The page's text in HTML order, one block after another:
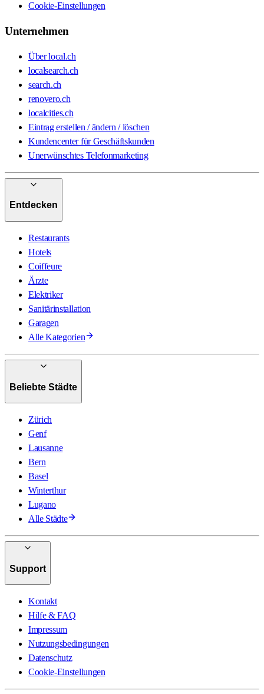
Cookie-Einstellungen
Unternehmen
Über local.ch
localsearch.ch
search.ch
renovero.ch
localcities.ch
Eintrag erstellen / ändern / löschen
Kundencenter für Geschäftskunden
Unerwünschtes Telefonmarketing
Entdecken
Restaurants
Hotels
Coiffeure
Ärzte
Elektriker
Sanitärinstallation
Garagen
Alle Kategorien
Beliebte Städte
Zürich
Genf
Lausanne
Bern
Basel
Winterthur
Lugano
Alle Städte
Support
Kontakt
Hilfe & FAQ
Impressum
Nutzungsbedingungen
Datenschutz
Cookie-Einstellungen